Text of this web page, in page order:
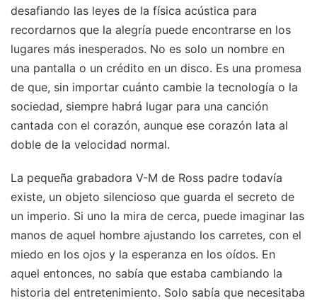
desafiando las leyes de la física acústica para
recordarnos que la alegría puede encontrarse en los
lugares más inesperados. No es solo un nombre en
una pantalla o un crédito en un disco. Es una promesa
de que, sin importar cuánto cambie la tecnología o la
sociedad, siempre habrá lugar para una canción
cantada con el corazón, aunque ese corazón lata al
doble de la velocidad normal.
La pequeña grabadora V-M de Ross padre todavía
existe, un objeto silencioso que guarda el secreto de
un imperio. Si uno la mira de cerca, puede imaginar las
manos de aquel hombre ajustando los carretes, con el
miedo en los ojos y la esperanza en los oídos. En
aquel entonces, no sabía que estaba cambiando la
historia del entretenimiento. Solo sabía que necesitaba